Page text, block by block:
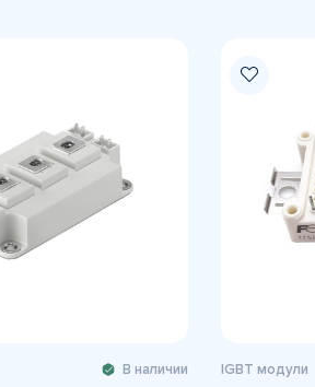
В наличии IGBT модули